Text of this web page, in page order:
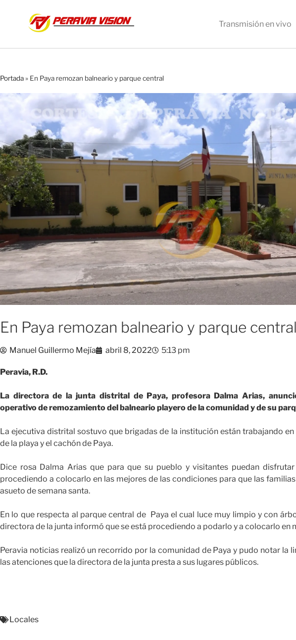
Transmisión en vivo
Portada» En Paya remozan balneario y parque central
En Paya remozan balneario y parque central
Manuel Guillermo Mejía abril 8, 2022 5:13 pm
Peravia, R.D.
La directora de la junta distrital de Paya, profesora Dalma Arias,
operativo de remozamiento del balneario playero de la comunidad y de su
La ejecutiva distrital sostuvo que brigadas de la institución están trabajando
de la playa y el cachón de Paya.
Dice rosa Dalma Arias que para que su pueblo y visitantes puedan
procediendo a colocarlo en las mejores de las condiciones para que las
asueto de semana santa.
En lo que respecta al parque central de Paya el cual luce muy limpio y con
directora de la junta informó que se está procediendo a podarlo y a colocarlo en
Peravia noticias realizó un recorrido por la comunidad de Paya y pudo notar la
las atenciones que la directora de la junta presta a sus lugares públicos.
Locales